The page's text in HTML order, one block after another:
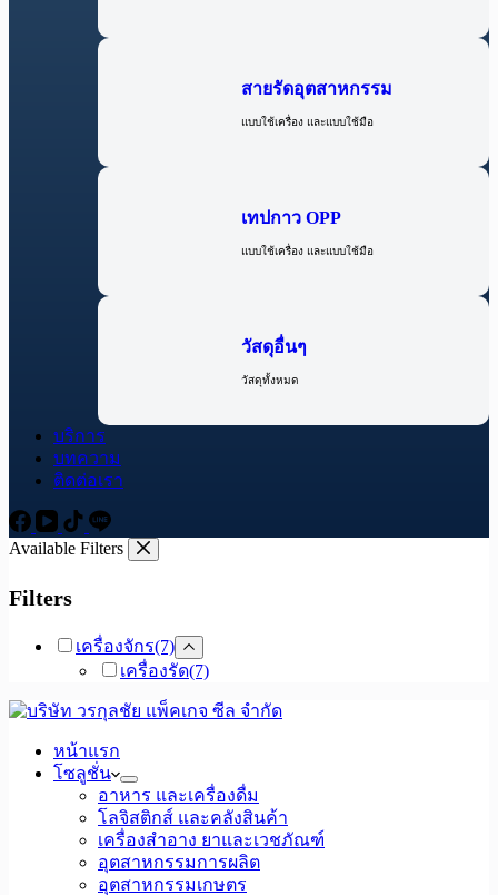
สายรัดอุตสาหกรรม
แบบใช้เครื่อง และแบบใช้มือ
เทปกาว OPP
แบบใช้เครื่อง และแบบใช้มือ
วัสดุอื่นๆ
วัสดุทั้งหมด
บริการ
บทความ
ติดต่อเรา
Available Filters
Filters
เครื่องจักร(7)
เครื่องรัด(7)
หน้าแรก
โซลูชั่น
อาหาร และเครื่องดื่ม
โลจิสติกส์ และคลังสินค้า
เครื่องสำอาง ยาและเวชภัณฑ์
อุตสาหกรรมการผลิต
อุตสาหกรรมเกษตร